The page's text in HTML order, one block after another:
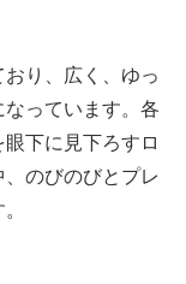
り、広く、ゆっ
っています。各
下に見下ろすロ
のびのびとプレ